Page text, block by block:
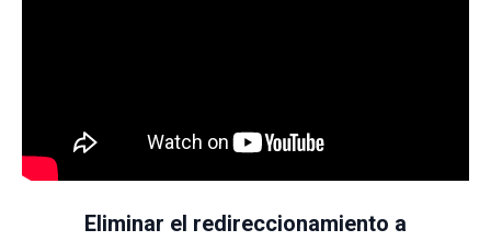
Eliminar el redireccionamiento a